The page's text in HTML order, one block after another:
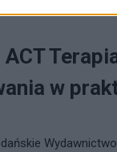
w